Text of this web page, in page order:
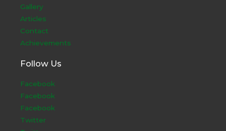
Gallery
Articles
Contact
Achievements
Follow Us
Facebook
Facebook
Facebook
Twitter